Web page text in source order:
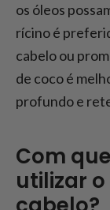
os óleos
rícino é
cabelo ou
de coco é
profundo e
Com
utilizar